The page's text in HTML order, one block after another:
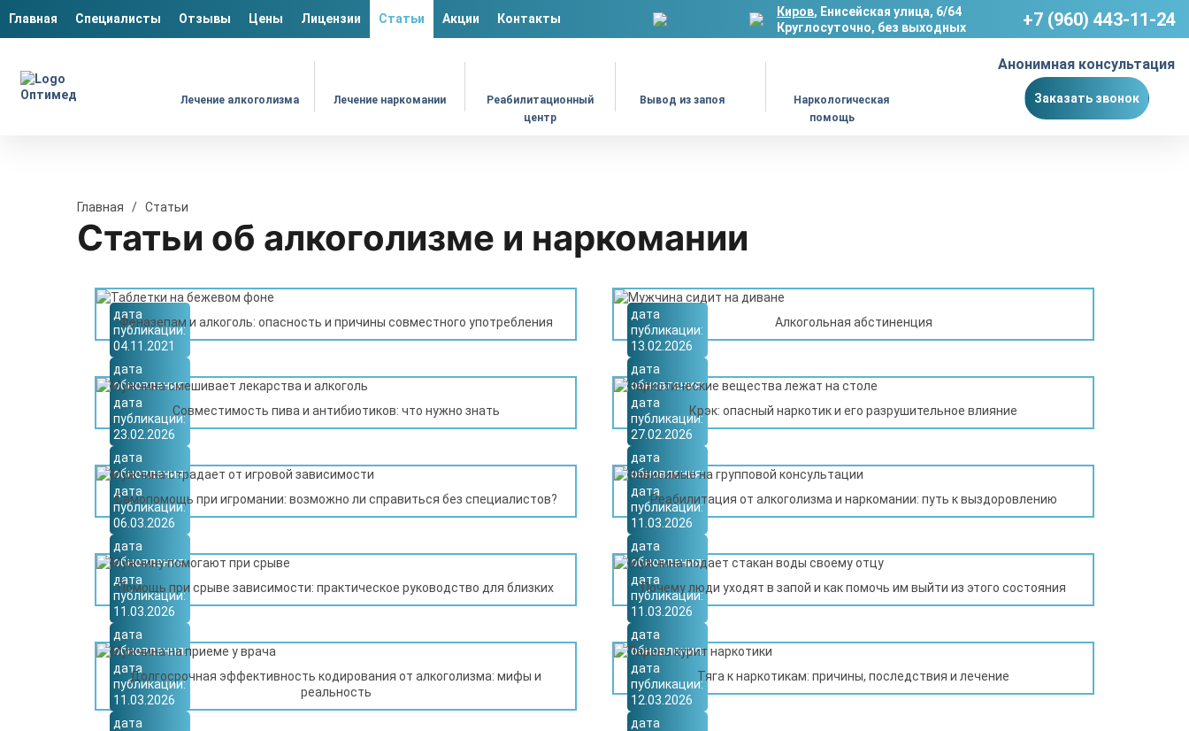
Лечение алкоголизма Лечение наркомании
Реабилитационный
центр
Вывод из запоя
Наркологическая
помощь
Анонимная консультация
Заказать звонок
Главная Специалисты Отзывы Цены Лицензии Статьи Акции Контакты
Киров, Енисейская улица, 6/64
Круглосуточно, без выходных
+7 (960) 443-11-24
Главная / Статьи
Статьи об алкоголизме и наркомании
дата
публикации:
04.11.2021
дата
обновления:
08.08.2026
Феназепам и алкоголь: опасность и причины совместного употребления
дата
публикации:
13.02.2026
дата
обновления:
31.07.2026
Алкогольная абстиненция
дата
публикации:
23.02.2026
дата
обновления:
03.08.2026
Совместимость пива и антибиотиков: что нужно знать
дата
публикации:
27.02.2026
дата
обновления:
21.07.2026
Крэк: опасный наркотик и его разрушительное влияние
дата
публикации:
06.03.2026
дата
обновления:
29.07.2026
Самопомощь при игромании: возможно ли справиться без специалистов?
дата
публикации:
11.03.2026
дата
обновления:
06.08.2026
Реабилитация от алкоголизма и наркомании: путь к выздоровлению
дата
публикации:
11.03.2026
дата
обновления:
11.07.2026
Помощь при срыве зависимости: практическое руководство для близких
дата
публикации:
11.03.2026
дата
обновления:
02.08.2026
Почему люди уходят в запой и как помочь им выйти из этого состояния
дата
публикации:
11.03.2026
дата
Долгосрочная эффективность кодирования от алкоголизма: мифы и
реальность
дата
публикации:
12.03.2026
дата
Тяга к наркотикам: причины, последствия и лечение